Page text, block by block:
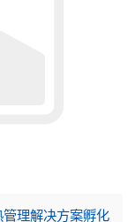
理解决方案孵化